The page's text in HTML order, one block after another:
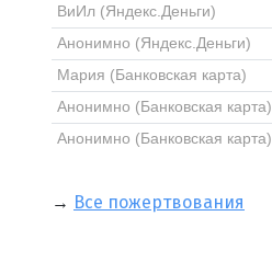
ВиИл (Яндекс.Деньги)
Анонимно (Яндекс.Деньги)
Мария (Банковская карта)
Анонимно (Банковская карта)
Анонимно (Банковская карта)
→ Все пожертвования